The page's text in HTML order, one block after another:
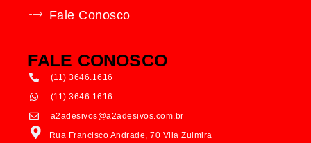
Fale Conosco
FALE CONOSCO
(11) 3646.1616
(11) 3646.1616
a2adesivos@a2adesivos.com.br
Rua Francisco Andrade, 70 Vila Zulmira